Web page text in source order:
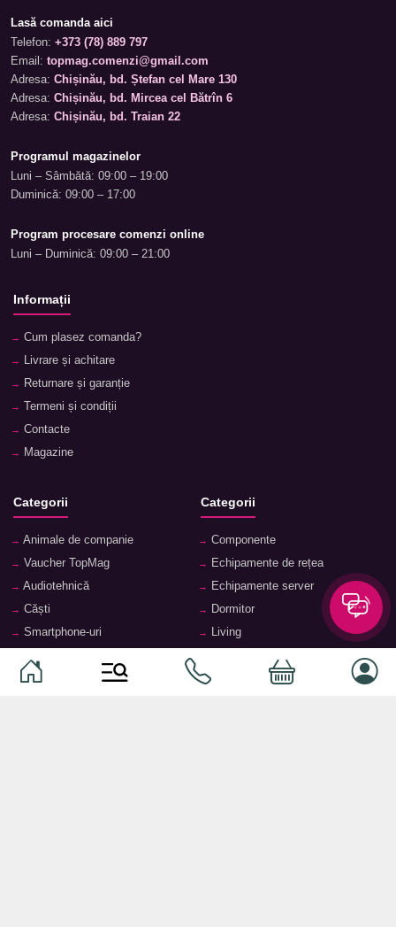
Lasă comanda aici
Telefon: +373 (78) 889 797
Email: topmag.comenzi@gmail.com
Adresa: Chișinău, bd. Ștefan cel Mare 130
Adresa: Chișinău, bd. Mircea cel Bătrîn 6
Adresa: Chișinău, bd. Traian 22
Programul magazinelor
Luni – Sâmbătă: 09:00 – 19:00
Duminică: 09:00 – 17:00
Program procesare comenzi online
Luni – Duminică: 09:00 – 21:00
Informații
Cum plasez comanda?
Livrare și achitare
Returnare și garanție
Termeni și condiții
Contacte
Magazine
Categorii
Animale de companie
Vaucher TopMag
Audiotehnică
Căști
Smartphone-uri
Telefoane mobile
Categorii
Componente
Echipamente de rețea
Echipamente server
Dormitor
Living
Hol